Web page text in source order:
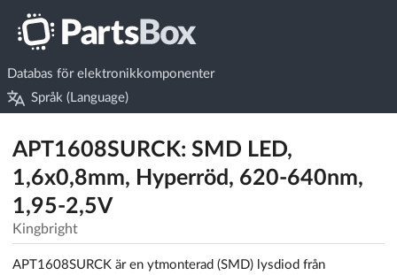
Databas för elektronikkomponenter
Språk (Language)
APT1608SURCK: SMD LED,
1,6x0,8mm, Hyperröd, 620-640nm,
1,95-2,5V
Kingbright
APT1608SURCK är en ytmonterad (SMD) lysdiod från